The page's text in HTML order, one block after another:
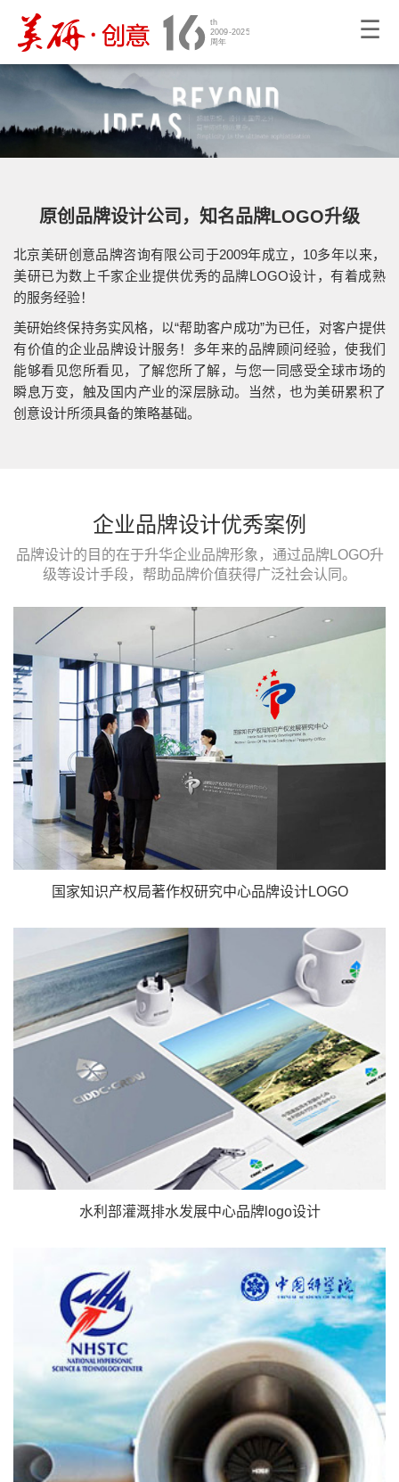
☰
原创品牌设计公司，知名品牌LOGO升级
北京美研创意品牌咨询有限公司于2009年成立，10多年以来，
美研已为数上千家企业提供优秀的品牌LOGO设计，有着成熟
的服务经验！
美研始终保持务实风格，以“帮助客户成功”为已任，对客户提供
有价值的企业品牌设计服务！多年来的品牌顾问经验，使我们
能够看见您所看见，了解您所了解，与您一同感受全球市场的
瞬息万变，触及国内产业的深层脉动。当然，也为美研累积了
创意设计所须具备的策略基础。
企业品牌设计优秀案例
品牌设计的目的在于升华企业品牌形象，通过品牌LOGO升
级等设计手段，帮助品牌价值获得广泛社会认同。
国家知识产权局著作权研究中心品牌设计LOGO
水利部灌溉排水发展中心品牌logo设计